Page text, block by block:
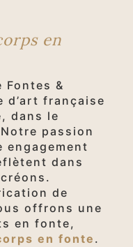
en
Fontes &
d’art française
dans le
passion
dans
de
offrons une
en fonte,
en fonte .